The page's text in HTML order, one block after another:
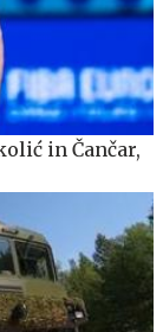
in Čančar,